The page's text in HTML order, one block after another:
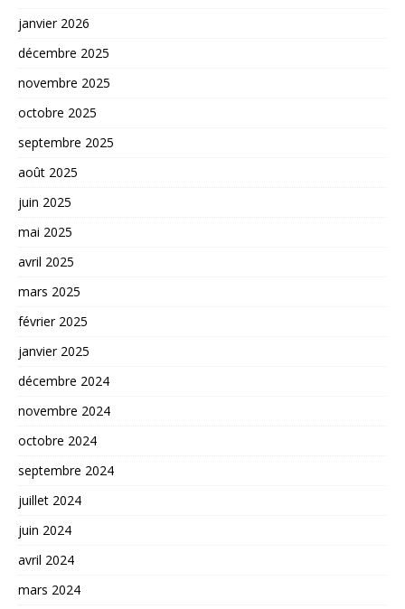
janvier 2026
décembre 2025
novembre 2025
octobre 2025
septembre 2025
août 2025
juin 2025
mai 2025
avril 2025
mars 2025
février 2025
janvier 2025
décembre 2024
novembre 2024
octobre 2024
septembre 2024
juillet 2024
juin 2024
avril 2024
mars 2024